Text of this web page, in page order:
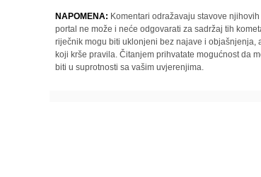
NAPOMENA: Komentari odražavaju stavove
portal ne može i neće odgovarati za sadržaj tih
riječnik mogu biti uklonjeni bez najave i objašnjenja,
koji krše pravila. Čitanjem prihvatate mogućnost da
biti u suprotnosti sa vašim uvjerenjima.